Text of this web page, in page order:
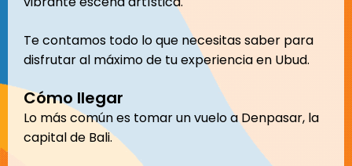
Te contamos todo lo que necesitas saber para
disfrutar al máximo de tu experiencia en Ubud.
Cómo llegar
Lo más común es tomar un vuelo a Denpasar, la
capital de Bali.